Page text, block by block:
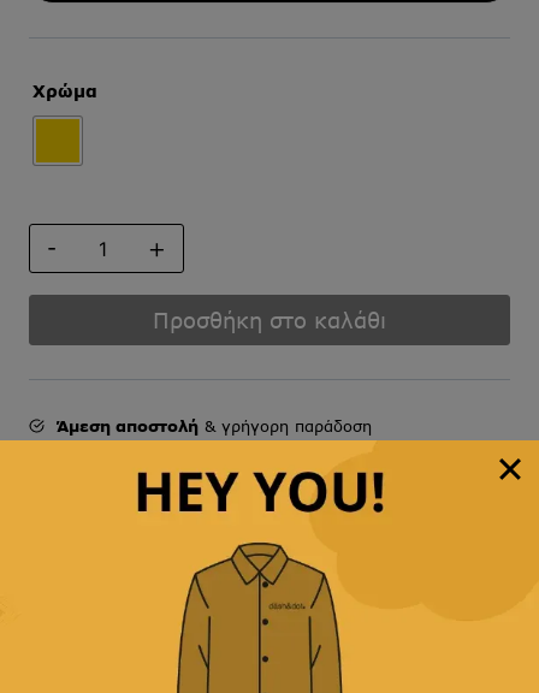
Χρώμα
ποσότητα
Προσθήκη στο καλάθι
Άμεση αποστολή& γρήγορη παράδοση
Δεχόμαστεόλες τις πιστωτικές & αντικαταβολή